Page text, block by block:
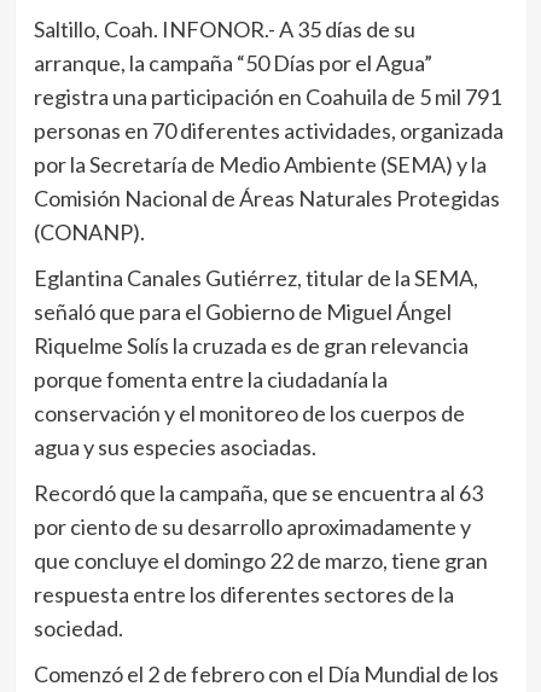
Saltillo, Coah. INFONOR.- A 35 días de su
arranque, la campaña “50 Días por el Agua”
registra una participación en Coahuila de 5 mil 791
personas en 70 diferentes actividades, organizada
por la Secretaría de Medio Ambiente (SEMA) y la
Comisión Nacional de Áreas Naturales Protegidas
(CONANP).
Eglantina Canales Gutiérrez, titular de la SEMA,
señaló que para el Gobierno de Miguel Ángel
Riquelme Solís la cruzada es de gran relevancia
porque fomenta entre la ciudadanía la
conservación y el monitoreo de los cuerpos de
agua y sus especies asociadas.
Recordó que la campaña, que se encuentra al 63
por ciento de su desarrollo aproximadamente y
que concluye el domingo 22 de marzo, tiene gran
respuesta entre los diferentes sectores de la
sociedad.
Comenzó el 2 de febrero con el Día Mundial de los